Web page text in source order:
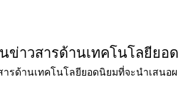
นข่าวสารด้านเทคโนโลยียอ
สารด้านเทคโนโลยียอดนิยมที่จะนำเส